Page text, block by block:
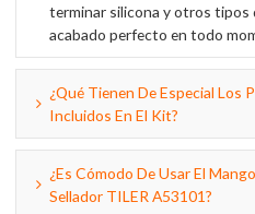
terminar silicona y otros tipos
acabado perfecto en todo
¿Qué Tienen De Especial Los
Incluidos En El Kit?
¿Es Cómodo De Usar El
Sellador TILER A53101?